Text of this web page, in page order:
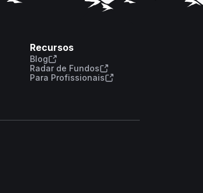
Recursos
Blog
Radar de Fundos
Para Profissionais